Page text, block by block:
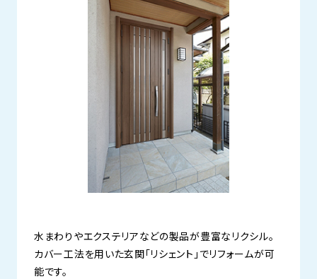
水まわりやエクステリアなどの製品が豊富なリクシル。
カバー工法を用いた玄関「リシェント」でリフォームが可
能です。